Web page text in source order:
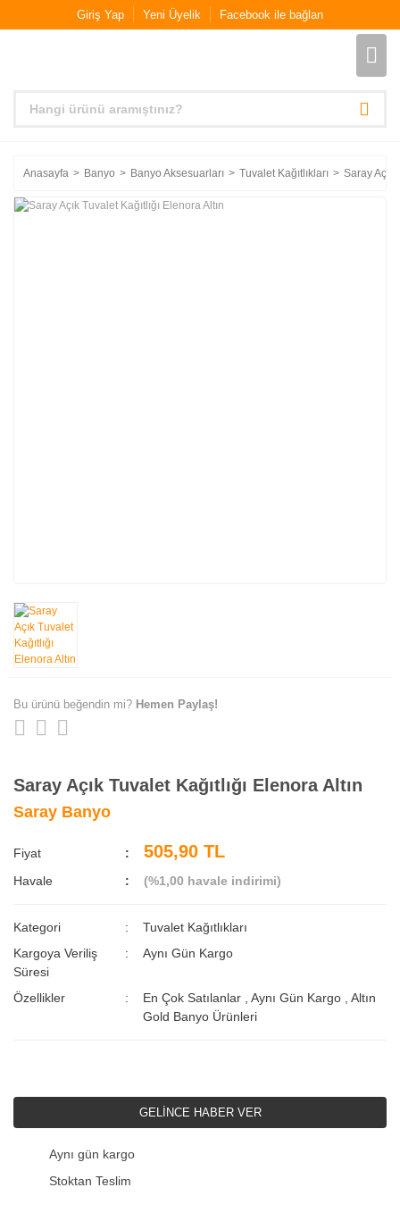
Giriş Yap Yeni Üyelik Facebook ile bağlan
Anasayfa Banyo Banyo Aksesuarları Tuvalet Kağıtlıkları Saray Açık
Bu ürünü beğendin mi? Hemen Paylaş!
Saray Açık Tuvalet Kağıtlığı Elenora Altın
Saray Banyo
Fiyat 505,90 TL
Havale (%1,00 havale indirimi)
Kategori
Tuvalet Kağıtlıkları
Kargoya Veriliş
Süresi
Aynı Gün Kargo
Özellikler En Çok Satılanlar ,Aynı Gün Kargo ,Altın
Gold Banyo Ürünleri
GELİNCE HABER VER
Aynı gün kargo
Stoktan Teslim